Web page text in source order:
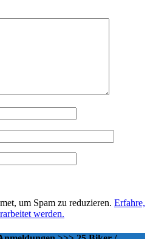
um Spam zu reduzieren. Erfahre,
werden.